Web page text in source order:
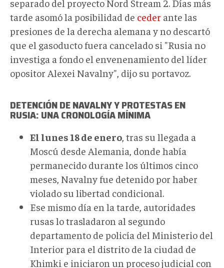
separado del proyecto Nord Stream 2. Días más
tarde asomó la posibilidad de ceder ante las
presiones de la derecha alemana y no descartó
que el gasoducto fuera cancelado si "Rusia no
investiga a fondo el envenenamiento del líder
opositor Alexei Navalny", dijo su portavoz.
DETENCIÓN DE NAVALNY Y PROTESTAS EN
RUSIA: UNA CRONOLOGÍA MÍNIMA
El lunes 18 de enero , tras su llegada a
Moscú desde Alemania, donde había
permanecido durante los últimos cinco
meses, Navalny fue detenido por haber
violado su libertad condicional.
Ese mismo día en la tarde, autoridades
rusas lo trasladaron al segundo
departamento de policía del Ministerio del
Interior para el distrito de la ciudad de
Khimki e iniciaron un proceso judicial con